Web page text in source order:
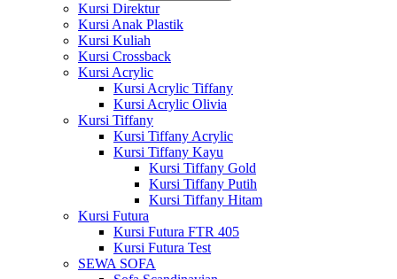
Kursi Direktur
Kursi Anak Plastik
Kursi Kuliah
Kursi Crossback
Kursi Acrylic
Kursi Acrylic Tiffany
Kursi Acrylic Olivia
Kursi Tiffany
Kursi Tiffany Acrylic
Kursi Tiffany Kayu
Kursi Tiffany Gold
Kursi Tiffany Putih
Kursi Tiffany Hitam
Kursi Futura
Kursi Futura FTR 405
Kursi Futura Test
SEWA SOFA